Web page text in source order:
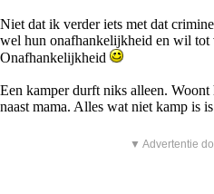
Niet dat ik verder iets met dat
wel hun onafhankelijkheid en wil tot
Onafhankelijkheid
Een kamper durft niks alleen.
naast mama. Alles wat niet kamp is
▼ Advertentie